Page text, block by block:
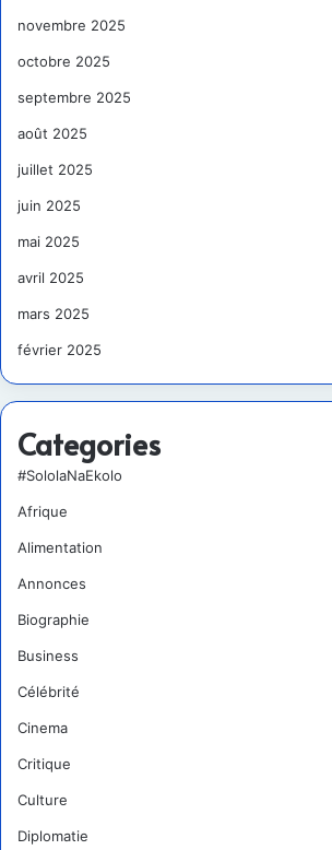
novembre 2025
octobre 2025
septembre 2025
août 2025
juillet 2025
juin 2025
mai 2025
avril 2025
mars 2025
février 2025
Categories
#SololaNaEkolo
Afrique
Alimentation
Annonces
Biographie
Business
Célébrité
Cinema
Critique
Culture
Diplomatie